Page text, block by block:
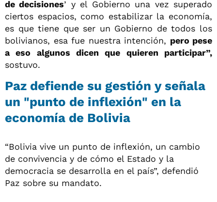
de decisiones’ y el Gobierno una vez superado
ciertos espacios, como estabilizar la economía,
es que tiene que ser un Gobierno de todos los
bolivianos, esa fue nuestra intención, pero pese
a eso algunos dicen que quieren participar”,
sostuvo.
Paz defiende su gestión y señala
un "punto de inflexión" en la
economía de Bolivia
“Bolivia vive un punto de inflexión, un cambio
de convivencia y de cómo el Estado y la
democracia se desarrolla en el país”, defendió
Paz sobre su mandato.